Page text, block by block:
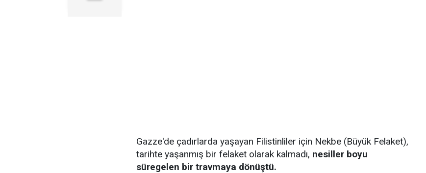
Gazze'de çadırlarda yaşayan Filistinliler için Nekbe (Büyük Felaket),
tarihte yaşanmış bir felaket olarak kalmadı, nesiller boyu
süregelen bir travmaya dönüştü.